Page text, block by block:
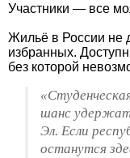
Участники — все
Жильё в России не
избранных.
без которой
шанс
Эл. Если
останутся